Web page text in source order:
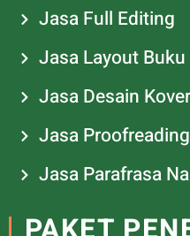
Jasa Full Editing
Jasa Layout Buku
Jasa Desain Kover
Jasa
Jasa Parafrasa